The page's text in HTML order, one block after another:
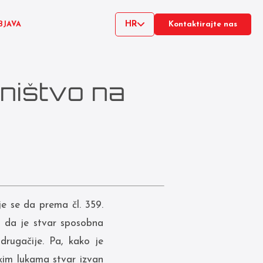
HR Kontaktirajte nas
na
se da prema čl. 359.
je stvar sposobna
Pa, kako je
lukama stvar izvan